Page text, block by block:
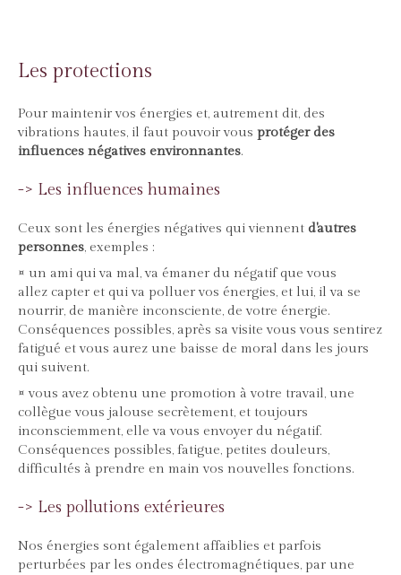
Les protections
Pour maintenir vos énergies et, autrement dit, des
vibrations hautes, il faut pouvoir vous protéger des
influences négatives environnantes.
-> Les influences humaines
Ceux sont les énergies négatives qui viennent d'autres
personnes, exemples :
¤ un ami qui va mal, va émaner du négatif que vous
allez capter et qui va polluer vos énergies, et lui, il va se
nourrir, de manière inconsciente, de votre énergie.
Conséquences possibles, après sa visite vous vous sentirez
fatigué et vous aurez une baisse de moral dans les jours
qui suivent.
¤ vous avez obtenu une promotion à votre travail, une
collègue vous jalouse secrètement, et toujours
inconsciemment, elle va vous envoyer du négatif.
Conséquences possibles, fatigue, petites douleurs,
difficultés à prendre en main vos nouvelles fonctions.
-> Les pollutions extérieures
Nos énergies sont également affaiblies et parfois
perturbées par les ondes électromagnétiques, par une